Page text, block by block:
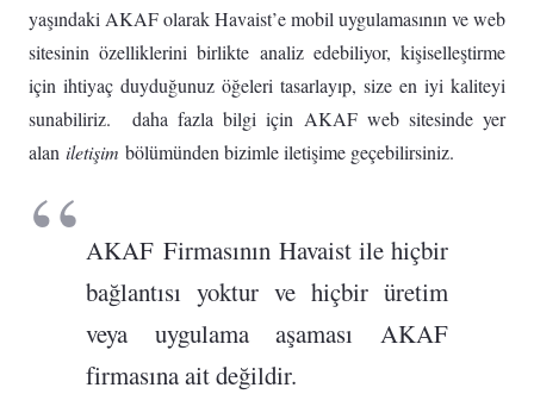
yaşındaki AKAF olarak Havaist’e mobil uygulamasının ve web
sitesinin özelliklerini birlikte analiz edebiliyor, kişiselleştirme
için ihtiyaç duyduğunuz öğeleri tasarlayıp, size en iyi kaliteyi
sunabiliriz. daha fazla bilgi için AKAF web sitesinde yer
alan iletişim bölümünden bizimle iletişime geçebilirsiniz.
AKAF Firmasının Havaist ile hiçbir
bağlantısı yoktur ve hiçbir üretim
veya uygulama aşaması AKAF
firmasına ait değildir.